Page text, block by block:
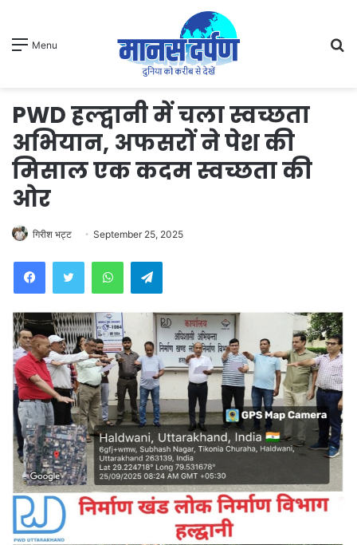
Menu
PWD हल्द्वानी में चला स्वच्छता
अभियान, अफसरों ने पेश की
मिसाल एक कदम स्वच्छता की
ओर
गिरीश भट्ट September 25, 2025
WhatsAppTelegram